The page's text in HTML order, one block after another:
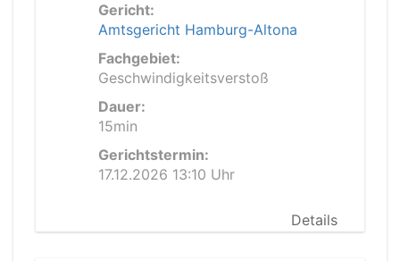
Gericht:
Amtsgericht Hamburg-Altona
Fachgebiet:
Geschwindigkeitsverstoß
Dauer:
15min
Gerichtstermin:
17.12.2026 13:10 Uhr
Details